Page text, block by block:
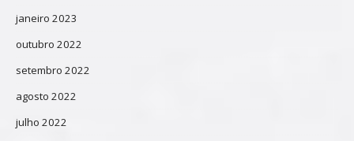
janeiro 2023
outubro 2022
setembro 2022
agosto 2022
julho 2022